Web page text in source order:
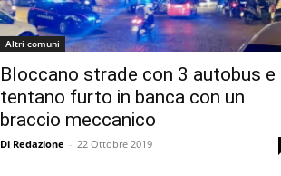
Altri comuni
Bloccano strade con 3 autobus e
tentano furto in banca con un
braccio meccanico
Di Redazione - 22 Ottobre 2019